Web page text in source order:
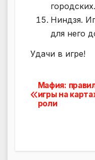
городских.
Ниндзя.
для него
Удачи в игре!
по
Мафия:
игры на
роли